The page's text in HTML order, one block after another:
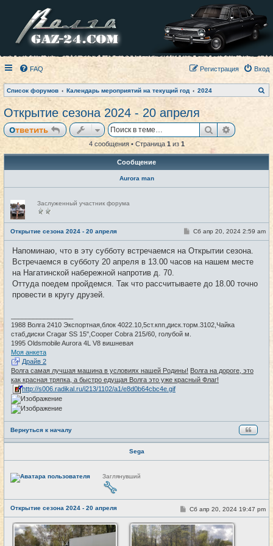
FAQ Вход
Регистрация
Список форумов Календарь мероприятий на текущий год 2024
о
Открытие сезона 2024 - 20 апреля
Ответить Поиск
4 сообщения • Страница 1из 1
Сообщение
Aurora man
Н
е
в
с
е
т
и
Заслуженный участник форума
Открытие сезона 2024 - 20 апреля #1
С
б
щ
и
Сб апр 20, 2024 2:59 am
Напоминаю, что в эту субботу встречаемся на Открытии сезона.
Встречаемся в субботу 20 апреля в 13.00 часов на нашем месте
на Нагатинской набережной напротив д. 70.
Оттуда поедем пройдемся. Так что рассчитываете до 18.00 точно
провести в кругу друзей.
1988 Волга 2410 Экспортная,блок 4022.10,5ст.кпп,диск.торм.3102,Чайкa
стаб,диски Cragar SS 15",Cooper Cobra 215/60, голубой м.
1995 Oldsmobile Aurora 4L V8 вишневая
Моя анкета
Драйв 2
Волга самая лучшая машина в условиях нашей Родины! Волга на дороге, это
как красная тряпка, а быстро едущая Волга это уже красный Флаг!
http://s006.radikal.ru/i213/1102/a1/e8d0b64cbc4e.gif
Вернуться к началу
Sega
Н
е
е
т
и
Заглянувший
Открытие сезона 2024 - 20 апреля #2
С
о
о
б
щ
Сб апр 20, 2024 19:47 pm